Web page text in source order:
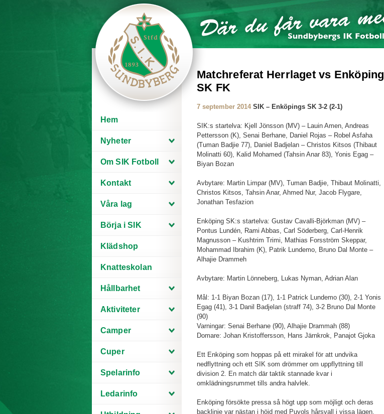
Hem
Nyheter
Om SIK Fotboll
Kontakt
Våra lag
Börja i SIK
Klädshop
Knatteskolan
Hållbarhet
Aktiviteter
Camper
Cuper
Spelarinfo
Ledarinfo
Matchreferat Herrlaget vs Enköping
SK FK
7 september 2014 SIK – Enköpings SK 3-2 (2-1)
SIK:s startelva: Kjell Jönsson (MV) – Lauin Amen, Andreas
Pettersson (K), Senai Berhane, Daniel Rojas – Robel Asfaha
(Tuman Badjie 77), Daniel Badjelan – Christos Kitsos (Thibaut
Molinatti 60), Kalid Mohamed (Tahsin Anar 83), Yonis Egag –
Biyan Bozan
Avbytare: Martin Limpar (MV), Tuman Badjie, Thibaut Molinatti,
Christos Kitsos, Tahsin Anar, Ahmed Nur, Jacob Flygare,
Jonathan Tesfazion
Enköping SK:s startelva: Gustav Cavalli-Björkman (MV) –
Pontus Lundén, Rami Abbas, Carl Söderberg, Carl-Henrik
Magnusson – Kushtrim Trimi, Mathias Forsström Skeppar,
Mohammad Ibrahim (K), Patrik Lundemo, Bruno Dal Monte –
Alhajie Drammeh
Avbytare: Martin Lönneberg, Lukas Nyman, Adrian Alan
Mål: 1-1 Biyan Bozan (17), 1-1 Patrick Lundemo (30), 2-1 Yonis
Egag (41), 3-1 Danil Badjelan (straff 74), 3-2 Bruno Dal Monte
(90)
Varningar: Senai Berhane (90), Alhajie Drammah (88)
Domare: Johan Kristoffersson, Hans Järnkrok, Panajot Gjoka
Ett Enköping som hoppas på ett mirakel för att undvika
nedflyttning och ett SIK som drömmer om uppflyttning till
division 2. En match där taktik stannade kvar i
omklädningsrummet tills andra halvlek.
Enköping försökte pressa så högt upp som möjligt och deras
backlinje var nästan i höjd med Puyols hårsvall i vissa lägen.